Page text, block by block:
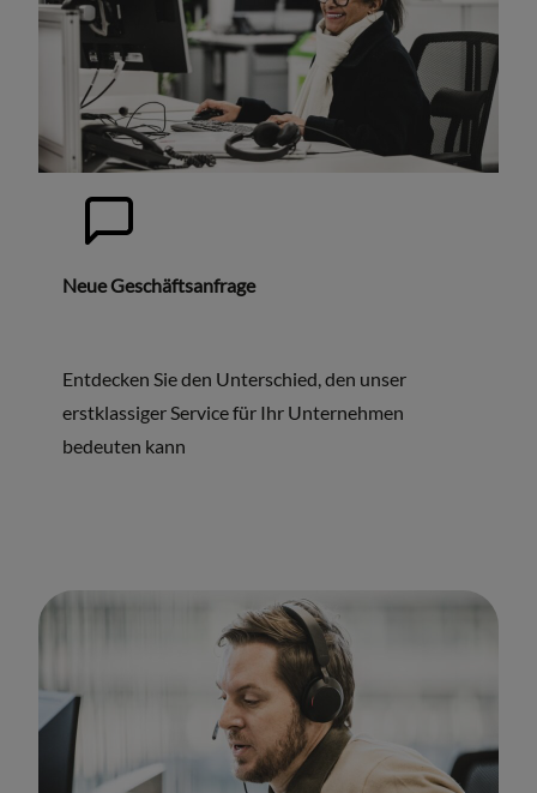
Neue Geschäftsanfrage
Entdecken Sie den Unterschied, den unser
erstklassiger Service für Ihr Unternehmen
bedeuten kann